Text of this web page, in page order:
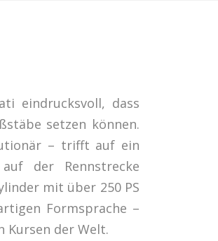
eindrucksvoll, dass
setzen können.
– trifft auf ein
der Rennstrecke
mit über 250 PS
Formsprache –
Kursen der Welt.